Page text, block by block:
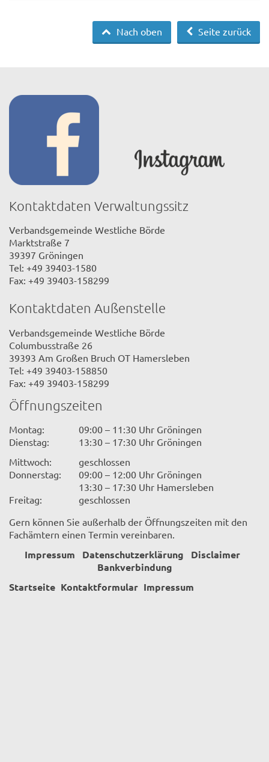
Seite zurück
Nach oben
Kontaktdaten Verwaltungssitz
Verbandsgemeinde Westliche Börde
Marktstraße 7
39397 Gröningen
Tel: +49 39403-1580
Fax: +49 39403-158299
Kontaktdaten Außenstelle
Verbandsgemeinde Westliche Börde
Columbusstraße 26
39393 Am Großen Bruch OT Hamersleben
Tel: +49 39403-158850
Fax: +49 39403-158299
Öffnungszeiten
Montag:
09:00 – 11:30 Uhr Gröningen
Dienstag:
13:30 – 17:30 Uhr Gröningen
Mittwoch:
geschlossen
Donnerstag:
09:00 – 12:00 Uhr Gröningen
13:30 – 17:30 Uhr Hamersleben
Freitag:
geschlossen
Gern können Sie außerhalb der Öffnungszeiten mit den
Fachämtern einen Termin vereinbaren.
Impressum Datenschutzerklärung
Disclaimer
Bankverbindung
Startseite Kontaktformular Impressum